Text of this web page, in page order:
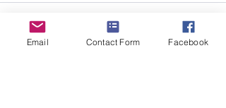
Σχόλια
Email Contact Form Facebook